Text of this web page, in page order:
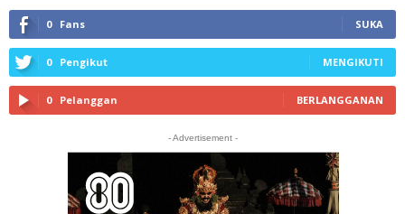
0 Fans SUKA
0 Pengikut MENGIKUTI
0 Pelanggan BERLANGGANAN
- Advertisement -